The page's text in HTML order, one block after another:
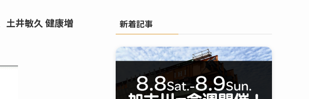
土井敏久 健康増
新着記事